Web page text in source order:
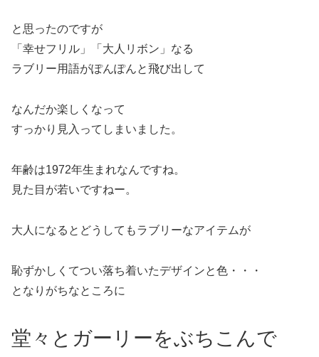
と思ったのですが
「幸せフリル」「大人リボン」なる
ラブリー用語がぽんぽんと飛び出して
なんだか楽しくなって
すっかり見入ってしまいました。
年齢は1972年生まれなんですね。
見た目が若いですねー。
大人になるとどうしてもラブリーなアイテムが
恥ずかしくてつい落ち着いたデザインと色・・・
となりがちなところに
堂々とガーリーをぶちこんで